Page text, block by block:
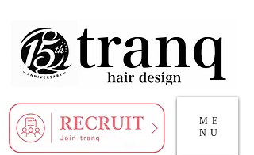
ME
NU